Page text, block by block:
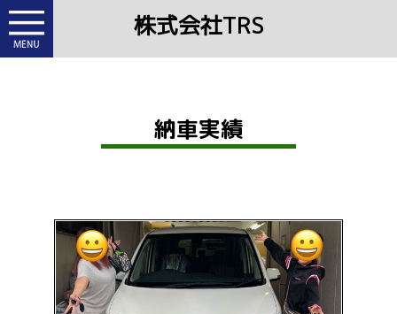
株式会社TRS
納車実績